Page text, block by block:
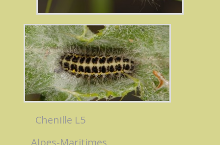
Chenille L5
Alpes-Maritimes